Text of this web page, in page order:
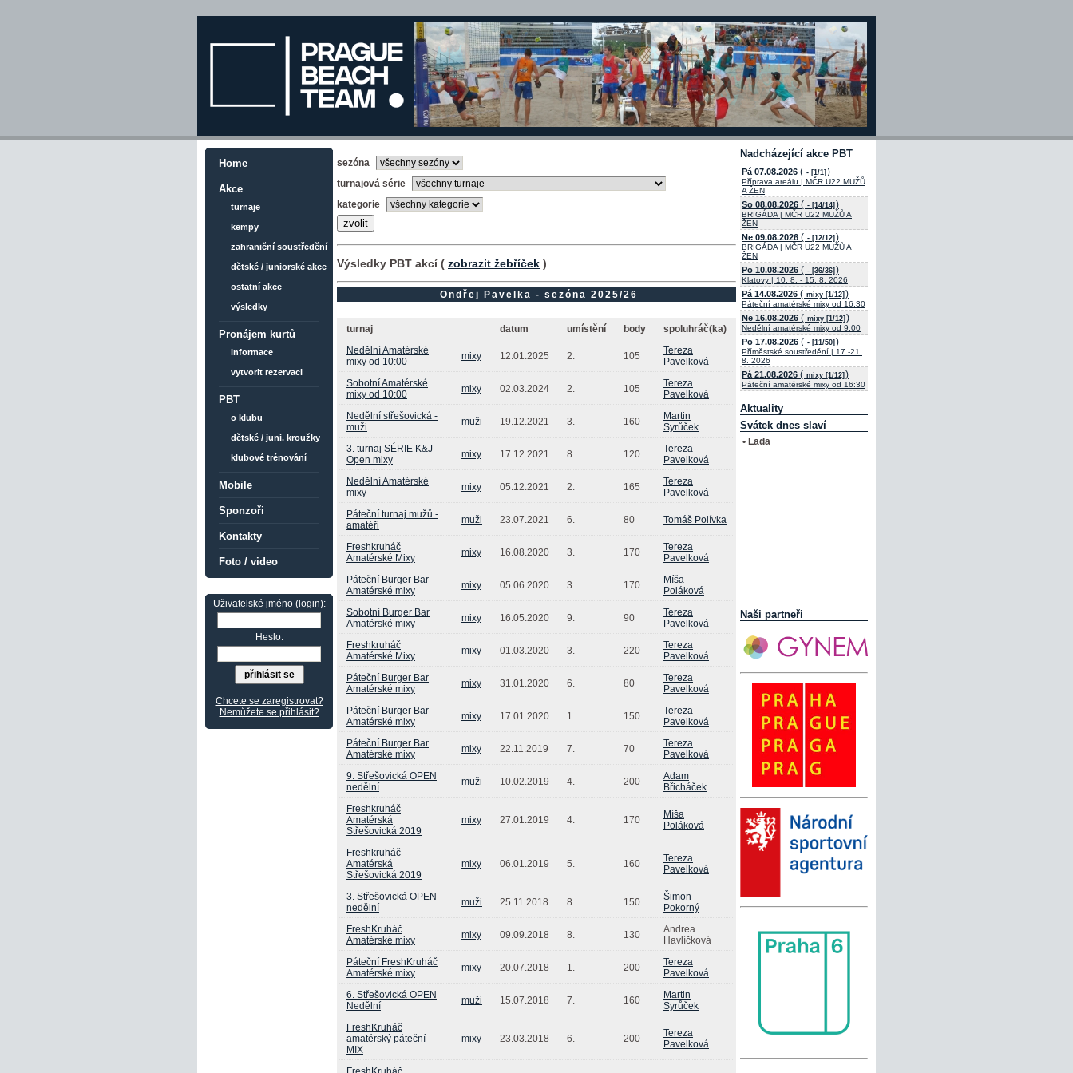
Home
Akce
turnaje
kempy
zahraniční soustředění
dětské / juniorské akce
ostatní akce
výsledky
Pronájem kurtů
informace
vytvorit rezervaci
PBT
o klubu
dětské / juni. kroužky
klubové trénování
Mobile
Sponzoři
Kontakty
Foto / video
Uživatelské jméno (login):
Heslo:
Chcete se zaregistrovat?
Nemůžete se přihlásit?
sezóna
turnajová série
kategorie
Výsledky PBT akcí ( zobrazit žebříček )
Ondřej Pavelka - sezóna 2025/26
turnaj datum umístění body
spoluhráč(ka)
Nedělní Amatérské
mixy od 10:00
mixy 12.01.2025 2. 105
Tereza
Pavelková
Sobotní Amatérské
mixy od 10:00
mixy 02.03.2024 2. 105
Tereza
Pavelková
Nedělní střešovická -
muži
muži 19.12.2021 3. 160
Martin
Syrůček
3. turnaj SÉRIE K&J
Open mixy
mixy 17.12.2021 8. 120
Tereza
Pavelková
Nedělní Amatérské
mixy
mixy 05.12.2021 2. 165
Tereza
Pavelková
Páteční turnaj mužů -
amatéři
muži 23.07.2021 6. 80 Tomáš Polívka
Freshkruháč
Amatérské Mixy
mixy 16.08.2020 3. 170
Tereza
Pavelková
Páteční Burger Bar
Amatérské mixy
mixy 05.06.2020 3. 170
Míša
Poláková
Sobotní Burger Bar
Amatérské mixy
mixy 16.05.2020 9. 90
Tereza
Pavelková
Freshkruháč
Amatérské Mixy
mixy 01.03.2020 3. 220
Tereza
Pavelková
Páteční Burger Bar
Amatérské mixy
mixy 31.01.2020 6. 80
Tereza
Pavelková
Páteční Burger Bar
Amatérské mixy
mixy 17.01.2020 1. 150
Tereza
Pavelková
Páteční Burger Bar
Amatérské mixy
mixy 22.11.2019 7. 70
Tereza
Pavelková
9. Střešovická OPEN
nedělní
muži 10.02.2019 4. 200
Adam
Břicháček
Freshkruháč
Amatérská
Střešovická 2019
mixy 27.01.2019 4. 170
Míša
Poláková
Freshkruháč
Amatérská
Střešovická 2019
mixy 06.01.2019 5. 160
Tereza
Pavelková
3. Střešovická OPEN
nedělní
muži 25.11.2018 8. 150
Šimon
Pokorný
FreshKruháč
Amatérské mixy
mixy 09.09.2018 8. 130
Andrea
Havlíčková
Páteční FreshKruháč
Amatérské mixy
mixy 20.07.2018 1. 200
Tereza
Pavelková
6. Střešovická OPEN
Nedělní
muži 15.07.2018 7. 160
Martin
Syrůček
FreshKruháč
amatérský páteční
MIX
mixy 23.03.2018 6. 200
Tereza
Pavelková
Nadcházející akce PBT
Pá 07.08.2026 ( - [1/1] )
Příprava areálu | MČR U22 MUŽŮ
A ŽEN
So 08.08.2026 ( - [14/14] )
BRIGÁDA | MČR U22 MUŽŮ A
ŽEN
Ne 09.08.2026 ( - [12/12] )
BRIGÁDA | MČR U22 MUŽŮ A
ŽEN
Po 10.08.2026 ( - [36/36] )
Klatovy | 10. 8. - 15. 8. 2026
Pá 14.08.2026 ( mixy [1/12] )
Páteční amatérské mixy od 16:30
Ne 16.08.2026 ( mixy [1/12] )
Nedělní amatérské mixy od 9:00
Po 17.08.2026 ( - [11/50] )
Příměstské soustředění | 17.-21.
8. 2026
Pá 21.08.2026 ( mixy [1/12] )
Páteční amatérské mixy od 16:30
Aktuality
Svátek dnes slaví
• Lada
Naši partneři